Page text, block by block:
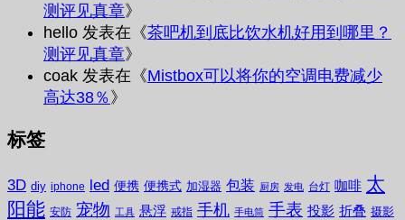
测评见真章》
hello 发表在《茶吧机到底比饮水机好用到哪里？
测评见真章》
coak 发表在《Mistbox可以将你的空调电费减少
高达38％》
标签
3D diy iphone led 便携 便携式 加湿器 包装 厨房 发电 台灯 咖啡 太
阳能 安防 宠物 工具 悬浮 戒指 手机 手电筒 手表 投影 折叠 摄影